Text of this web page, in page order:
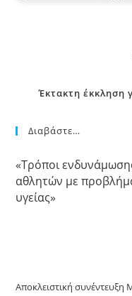
Έκτακτη έκκληση
Διαβάστε…
«Τρόποι
αθλητών με
υγείας»
Αποκλειστική συνέντευξη